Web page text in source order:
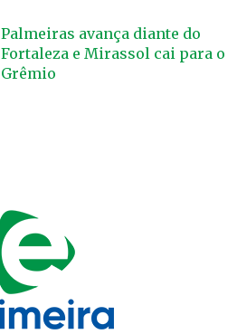
Palmeiras avança diante do
Fortaleza e Mirassol cai para o
Grêmio